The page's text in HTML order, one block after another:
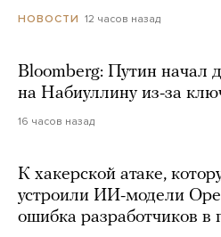
НОВОСТИ 12 часов назад
Bloomberg: Путин начал
на Набиуллину из-за
16 часов назад
К хакерской атаке,
устроили ИИ-модели
ошибка разработчиков в